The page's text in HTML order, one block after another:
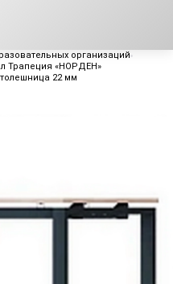
организаций
Трапеция «НОРДЕН»
22 мм